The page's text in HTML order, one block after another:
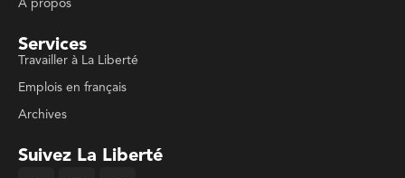
À propos
Services
Travailler à La Liberté
Emplois en français
Archives
Suivez La Liberté